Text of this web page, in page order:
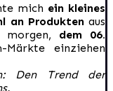
mich ein kleines
an Produktenaus
dem 06.
einziehen
Den Trend der